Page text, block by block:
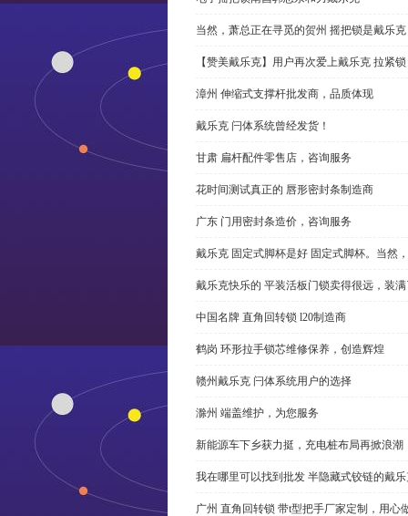
当然，萧总正在寻觅的贺州 摇把锁是戴乐克
【赞美戴乐克】用户再次爱上戴乐克 拉紧锁
漳州 伸缩式支撑杆批发商，品质体现
戴乐克 闩体系统曾经发货！
甘肃 扁杆配件零售店，咨询服务
花时间测试真正的 唇形密封条制造商
广东 门用密封条造价，咨询服务
戴乐克 固定式脚杯是好 固定式脚杯。当然
戴乐克快乐的 平装活板门锁卖得很远，装
中国名牌 直角回转锁 l20制造商
鹤岗 环形拉手锁芯维修保养，创造辉煌
赣州戴乐克 闩体系统用户的选择
滁州 端盖维护，为您服务
新能源车下乡获力挺，充电桩布局再掀浪潮
我在哪里可以找到批发 半隐藏式铰链的戴
广州 直角回转锁 带t型把手厂家定制，用心